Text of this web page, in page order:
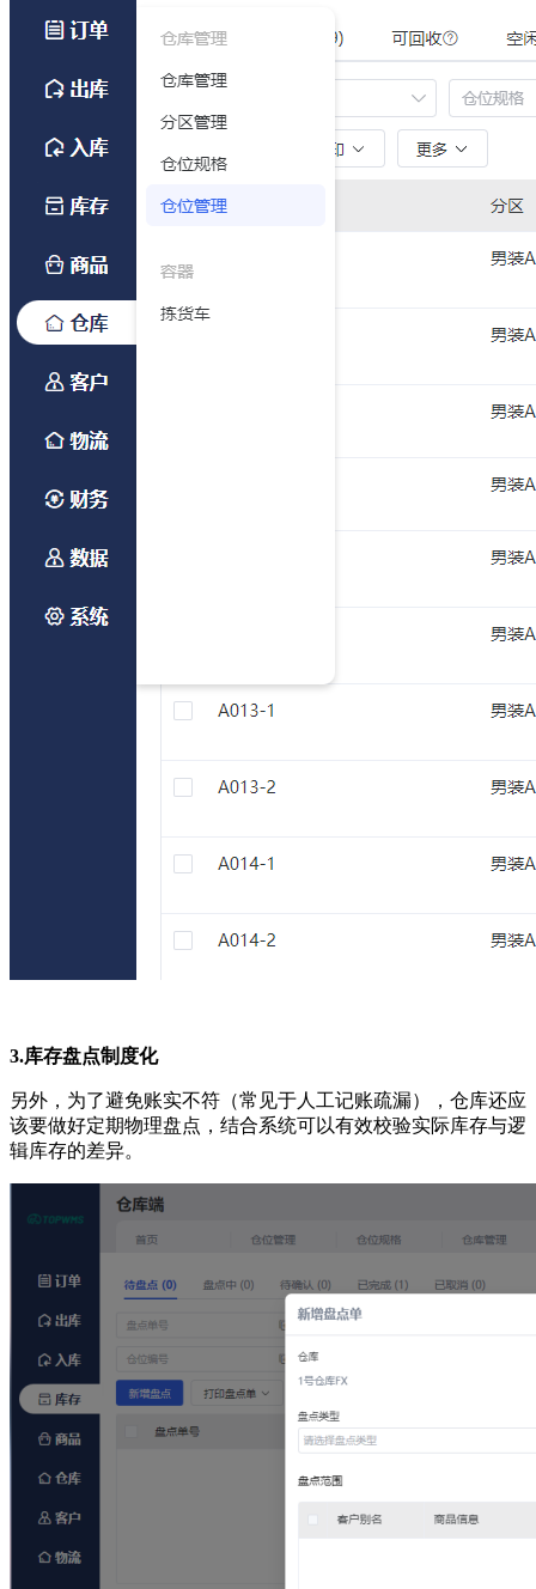
3.库存盘点制度化
另外，为了避免账实不符（常见于人工记账疏漏），仓库还应
该要做好定期物理盘点，结合系统可以有效校验实际库存与逻
辑库存的差异。